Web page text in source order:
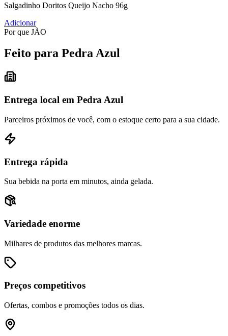
Salgadinho Doritos Queijo Nacho 96g
Adicionar
Por que JÃO
Feito para Pedra Azul
Entrega local em Pedra Azul
Parceiros próximos de você, com o estoque certo para a sua cidade.
Entrega rápida
Sua bebida na porta em minutos, ainda gelada.
Variedade enorme
Milhares de produtos das melhores marcas.
Preços competitivos
Ofertas, combos e promoções todos os dias.